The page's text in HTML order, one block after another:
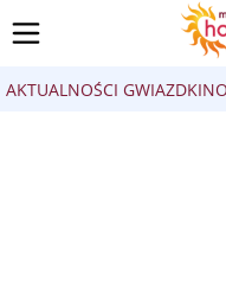
AKTUALNOŚCI GWIAZD